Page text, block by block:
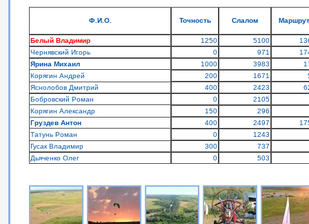
Ф.И.О. Точность Слалом Маршрут
Белый Владимир 1250 5100
Чернявский Игорь
0 971
Ярина Михаил
1000 3983
Корягин Андрей
200 1671
Яснолобов Дмитрий
400 2423
Бобровский Роман
0
2105
Корягин Александр
150
296
Груздев Антон
400 2497
Татунь Роман
0
1243
Гусак Владимир
300
737
Дьяченко Олег
0 503